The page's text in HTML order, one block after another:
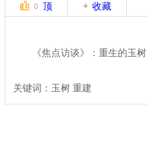
0 顶 收藏
《焦点访谈》：重生的玉树
关键词：玉树 重建